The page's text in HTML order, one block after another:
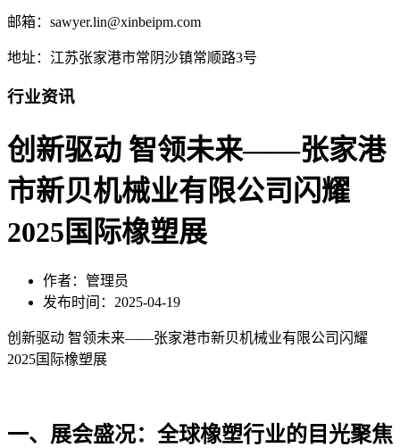
邮箱：sawyer.lin@xinbeipm.com
地址：江苏张家港市常阴沙镇常顺路3号
行业资讯
创新驱动 智领未来——张家港
市新贝机械业有限公司闪耀
2025国际橡塑展
作者：管理员
发布时间：2025-04-19
创新驱动 智领未来——张家港市新贝机械业有限公司闪耀
2025国际橡塑展
一、展会盛况：全球橡塑行业的目光聚焦